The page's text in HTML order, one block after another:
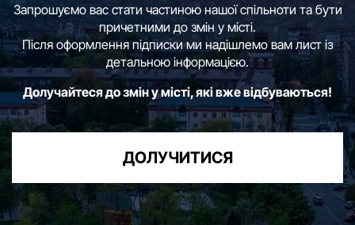
Запрошуємо вас стати частиною нашої спільноти та бути
причетними до змін у місті.
Після оформлення підписки ми надішлемо вам лист із
детальною інформацією.
Долучайтеся до змін у місті, які вже відбуваються!
ДОЛУЧИТИСЯ